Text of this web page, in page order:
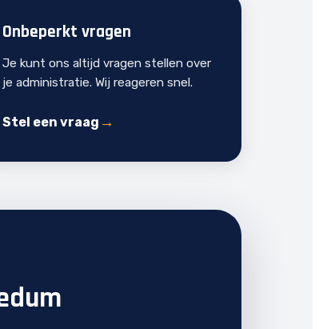
Onbeperkt vragen
Je kunt ons altijd vragen stellen over
je administratie. Wij reageren snel.
Stel een vraag